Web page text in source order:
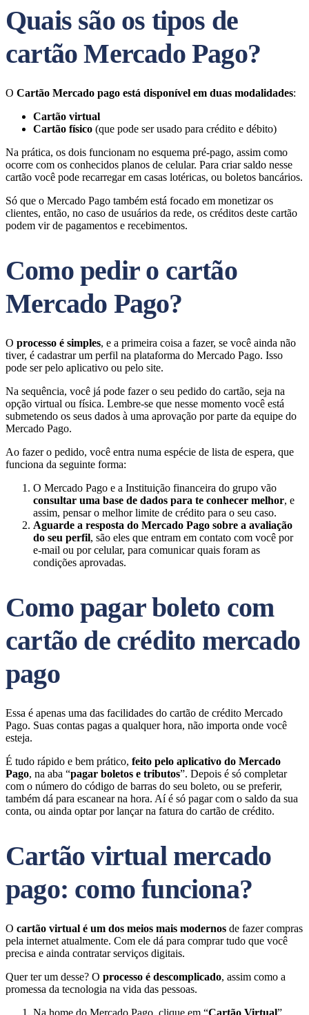
Quais são os tipos de
cartão Mercado Pago?
O Cartão Mercado pago está disponível em duas modalidades:
Cartão virtual
Cartão físico (que pode ser usado para crédito e débito)
Na prática, os dois funcionam no esquema pré-pago, assim como
ocorre com os conhecidos planos de celular. Para criar saldo nesse
cartão você pode recarregar em casas lotéricas, ou boletos bancários.
Só que o Mercado Pago também está focado em monetizar os
clientes, então, no caso de usuários da rede, os créditos deste cartão
podem vir de pagamentos e recebimentos.
Como pedir o cartão
Mercado Pago?
O processo é simples, e a primeira coisa a fazer, se você ainda não
tiver, é cadastrar um perfil na plataforma do Mercado Pago. Isso
pode ser pelo aplicativo ou pelo site.
Na sequência, você já pode fazer o seu pedido do cartão, seja na
opção virtual ou física. Lembre-se que nesse momento você está
submetendo os seus dados à uma aprovação por parte da equipe do
Mercado Pago.
Ao fazer o pedido, você entra numa espécie de lista de espera, que
funciona da seguinte forma:
O Mercado Pago e a Instituição financeira do grupo vão
consultar uma base de dados para te conhecer melhor, e
assim, pensar o melhor limite de crédito para o seu caso.
Aguarde a resposta do Mercado Pago sobre a avaliação
do seu perfil, são eles que entram em contato com você por
e-mail ou por celular, para comunicar quais foram as
condições aprovadas.
Como pagar boleto com
cartão de crédito mercado
pago
Essa é apenas uma das facilidades do cartão de crédito Mercado
Pago. Suas contas pagas a qualquer hora, não importa onde você
esteja.
É tudo rápido e bem prático, feito pelo aplicativo do Mercado
Pago, na aba “pagar boletos e tributos”. Depois é só completar
com o número do código de barras do seu boleto, ou se preferir,
também dá para escanear na hora. Aí é só pagar com o saldo da sua
conta, ou ainda optar por lançar na fatura do cartão de crédito.
Cartão virtual mercado
pago: como funciona?
O cartão virtual é um dos meios mais modernos de fazer compras
pela internet atualmente. Com ele dá para comprar tudo que você
precisa e ainda contratar serviços digitais.
Quer ter um desse? O processo é descomplicado, assim como a
promessa da tecnologia na vida das pessoas.
Na home do Mercado Pago, clique em “Cartão Virtual”